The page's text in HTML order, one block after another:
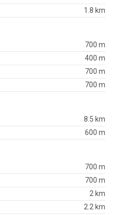
1.8 km
700 m
400 m
700 m
700 m
8.5 km
600 m
700 m
700 m
2 km
2.2 km